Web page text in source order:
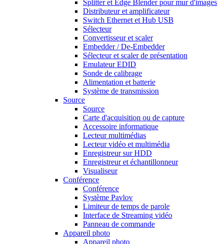
Splitter et Edge Blender pour mur d'images
Distributeur et amplificateur
Switch Ethernet et Hub USB
Sélecteur
Convertisseur et scaler
Embedder / De-Embedder
Sélecteur et scaler de présentation
Emulateur EDID
Sonde de calibrage
Alimentation et batterie
Système de transmission
Source
Source
Carte d'acquisition ou de capture
Accessoire informatique
Lecteur multimédias
Lecteur vidéo et multimédia
Enregistreur sur HDD
Enregistreur et échantillonneur
Visualiseur
Conférence
Conférence
Système Pavlov
Limiteur de temps de parole
Interface de Streaming vidéo
Panneau de commande
Appareil photo
Appareil photo